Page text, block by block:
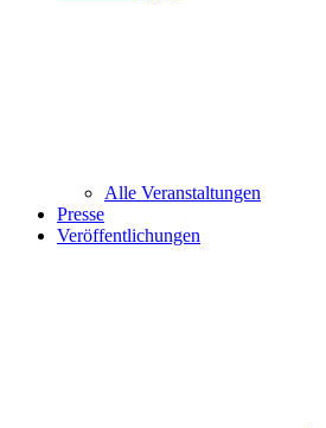
Alle Veranstaltungen
Presse
Veröffentlichungen